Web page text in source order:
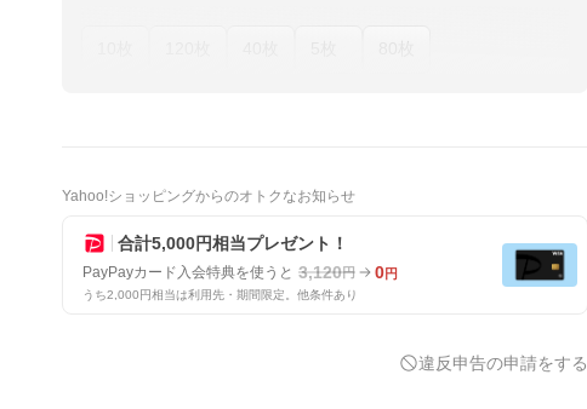
Yahoo!ショッピングからのオトクなお知らせ
合計5,000円相当プレゼント！
PayPayカード入会特典を使うと 3,120円 0円
うち2,000円相当は利用先・期間限定。他条件あり
違反申告の申請をする